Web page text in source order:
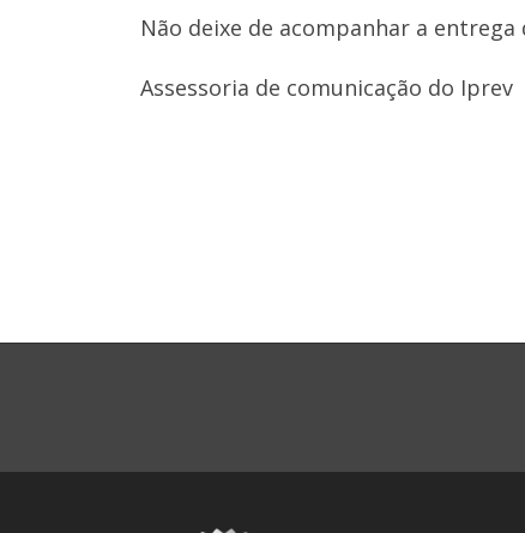
Não deixe de acompanhar a
Assessoria de comunicação do Iprev